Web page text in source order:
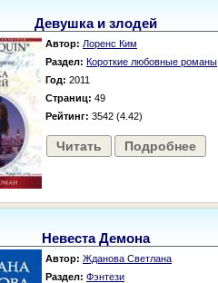
Девушка и злодей
Автор: Лоренс Ким
Раздел: Короткие любовные романы
Год: 2011
Страниц: 49
Рейтинг: 3542 (4.42)
Читать Подробнее
Невеста Демона
Автор: Жданова Светлана
Раздел: Фэнтези